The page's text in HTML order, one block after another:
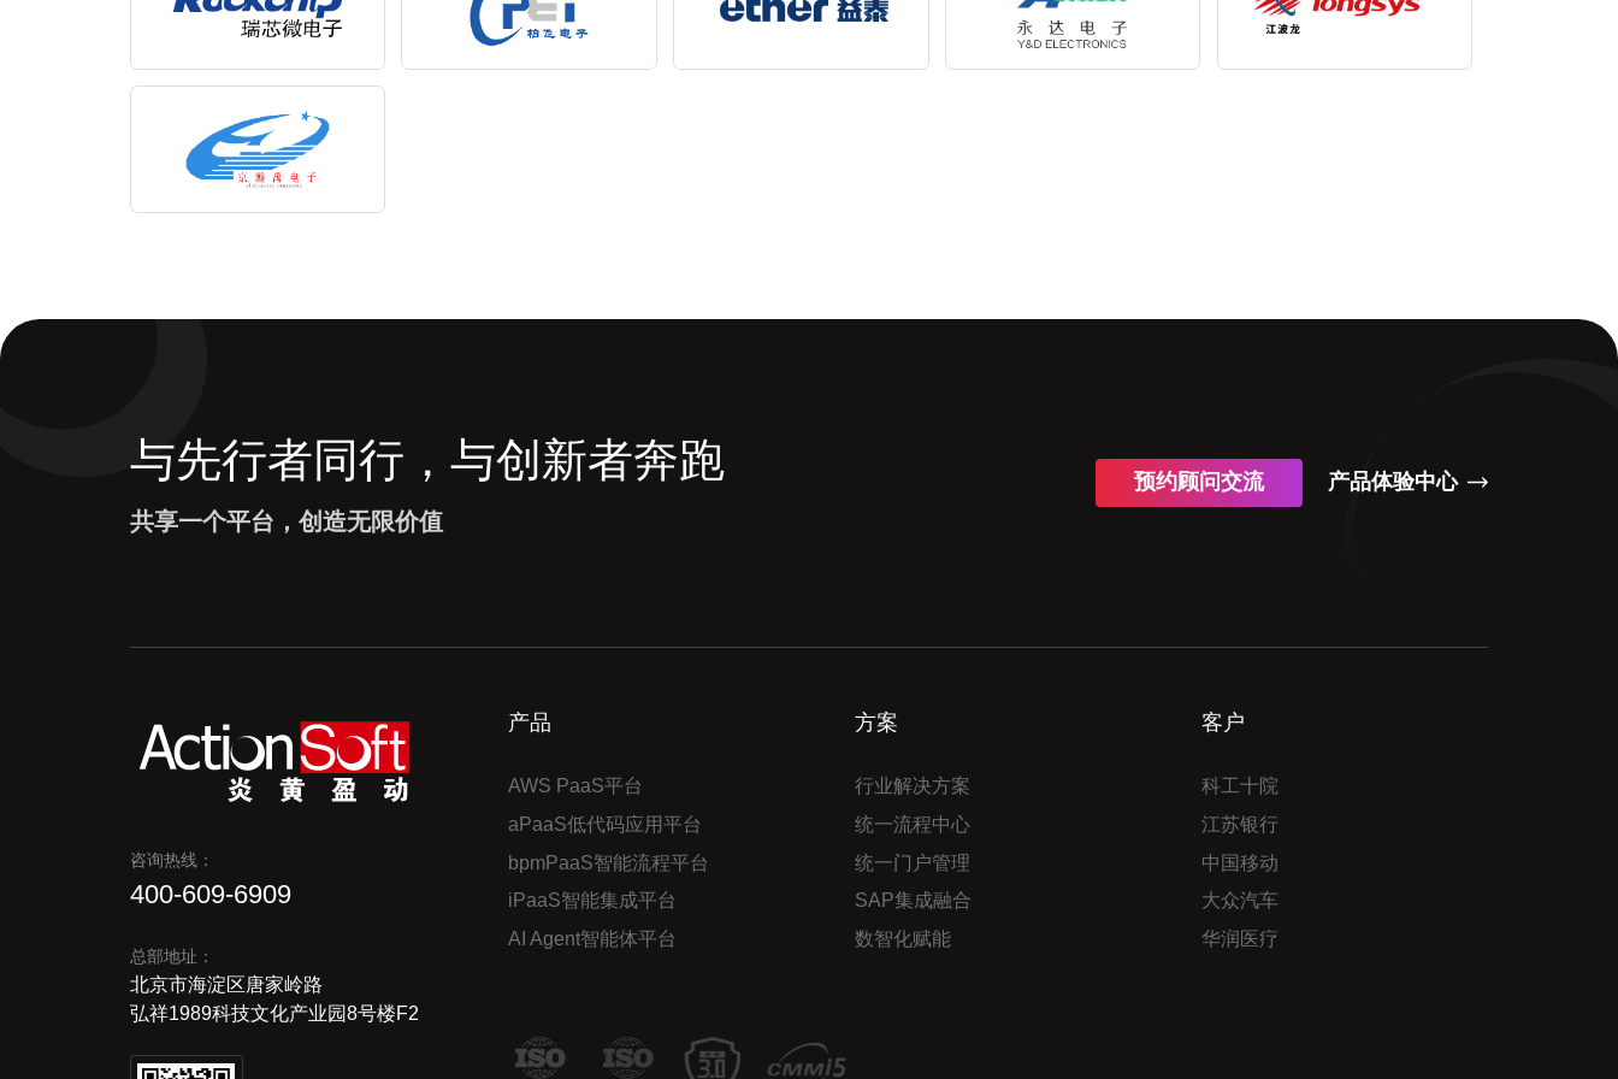
与先行者同行，与创新者奔跑
共享一个平台，创造无限价值
预约顾问交流 产品体验中心
咨询热线：
400-609-6909
总部地址：
北京市海淀区唐家岭路
弘祥1989科技文化产业园8号楼F2
产品
AWS PaaS平台
aPaaS低代码应用平台
bpmPaaS智能流程平台
iPaaS智能集成平台
AI Agent智能体平台
方案
行业解决方案
统一流程中心
统一门户管理
SAP集成融合
数智化赋能
客户
科工十院
江苏银行
中国移动
大众汽车
华润医疗